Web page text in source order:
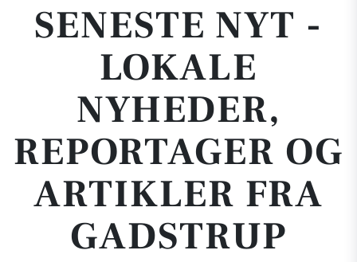
SENESTE NYT -
LOKALE
NYHEDER,
REPORTAGER OG
ARTIKLER FRA
GADSTRUP